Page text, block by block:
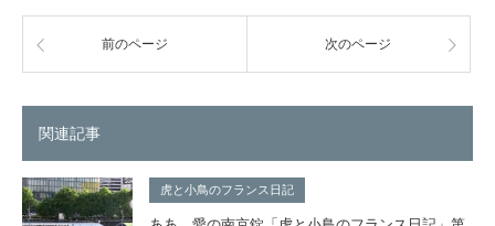
前のページ 次のページ
関連記事
虎と小鳥のフランス日記